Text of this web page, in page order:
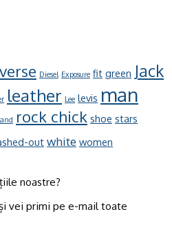
Diesel Exposure fit green Jack
leather Lee levis man
rock chick shoe stars
out white women
noastre?
vei primi pe e-mail toate